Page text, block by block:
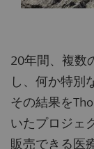
20年間、複数
し、何か特別
その結果を
いたプロジェ
販売できる医